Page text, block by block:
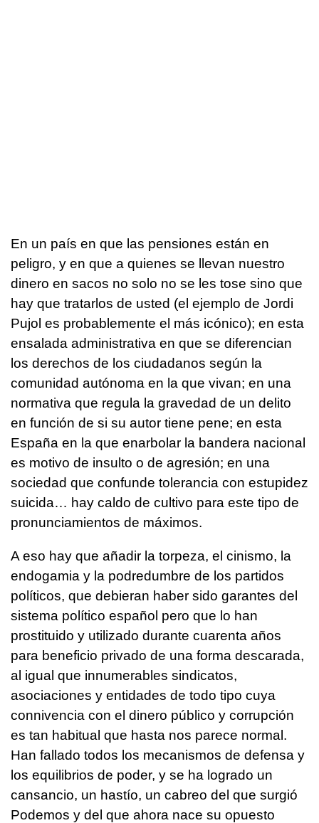
En un país en que las pensiones están en
peligro, y en que a quienes se llevan nuestro
dinero en sacos no solo no se les tose sino que
hay que tratarlos de usted (el ejemplo de Jordi
Pujol es probablemente el más icónico); en esta
ensalada administrativa en que se diferencian
los derechos de los ciudadanos según la
comunidad autónoma en la que vivan; en una
normativa que regula la gravedad de un delito
en función de si su autor tiene pene; en esta
España en la que enarbolar la bandera nacional
es motivo de insulto o de agresión; en una
sociedad que confunde tolerancia con estupidez
suicida… hay caldo de cultivo para este tipo de
pronunciamientos de máximos.
A eso hay que añadir la torpeza, el cinismo, la
endogamia y la podredumbre de los partidos
políticos, que debieran haber sido garantes del
sistema político español pero que lo han
prostituido y utilizado durante cuarenta años
para beneficio privado de una forma descarada,
al igual que innumerables sindicatos,
asociaciones y entidades de todo tipo cuya
connivencia con el dinero público y corrupción
es tan habitual que hasta nos parece normal.
Han fallado todos los mecanismos de defensa y
los equilibrios de poder, y se ha logrado un
cansancio, un hastío, un cabreo del que surgió
Podemos y del que ahora nace su opuesto